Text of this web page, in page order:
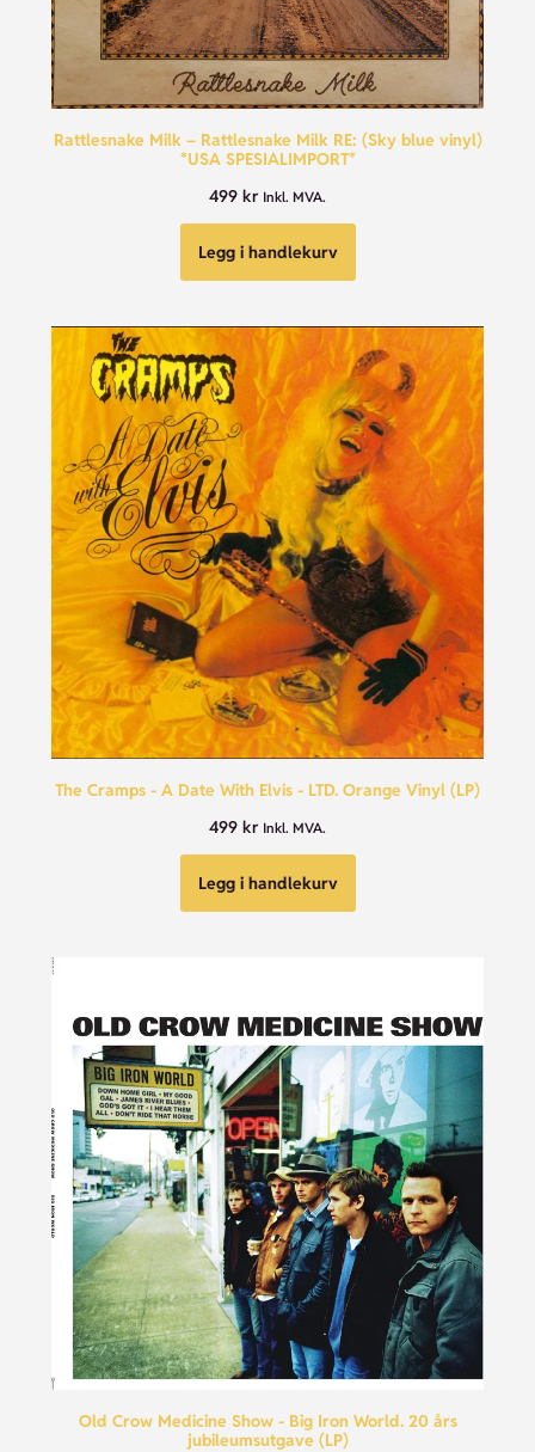
Rattlesnake Milk – Rattlesnake Milk RE: (Sky blue vinyl)
*USA SPESIALIMPORT*
499 kr Inkl. MVA.
Legg i handlekurv
The Cramps - A Date With Elvis - LTD. Orange Vinyl (LP)
499 kr Inkl. MVA.
Legg i handlekurv
Old Crow Medicine Show - Big Iron World. 20 års
jubileumsutgave (LP)